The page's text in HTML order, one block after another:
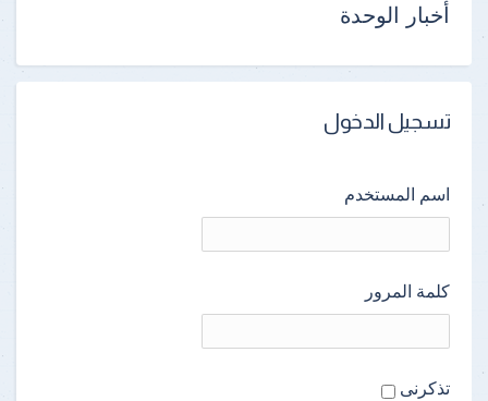
أخبار الوحدة
تسجيل الدخول
اسم المستخدم
كلمة المرور
تذكرنى